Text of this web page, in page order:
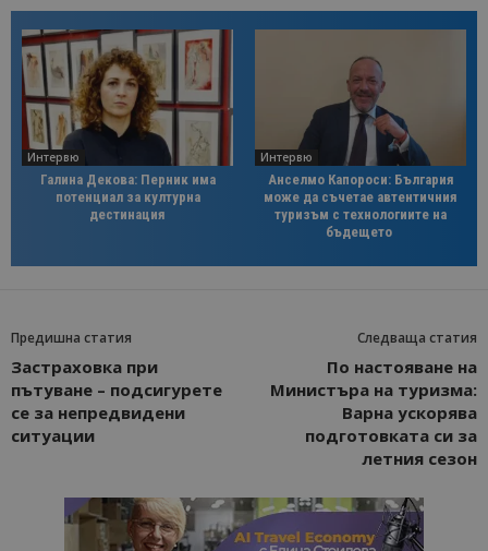
Интервю
Галина Декова: Перник има
потенциал за културна
дестинация
Интервю
Анселмо Капороси: България
може да съчетае автентичния
туризъм с технологиите на
бъдещето
Предишна статия
Застраховка при
пътуване – подсигурете
се за непредвидени
ситуации
Следваща статия
По настояване на
Министъра на туризма:
Варна ускорява
подготовката си за
летния сезон